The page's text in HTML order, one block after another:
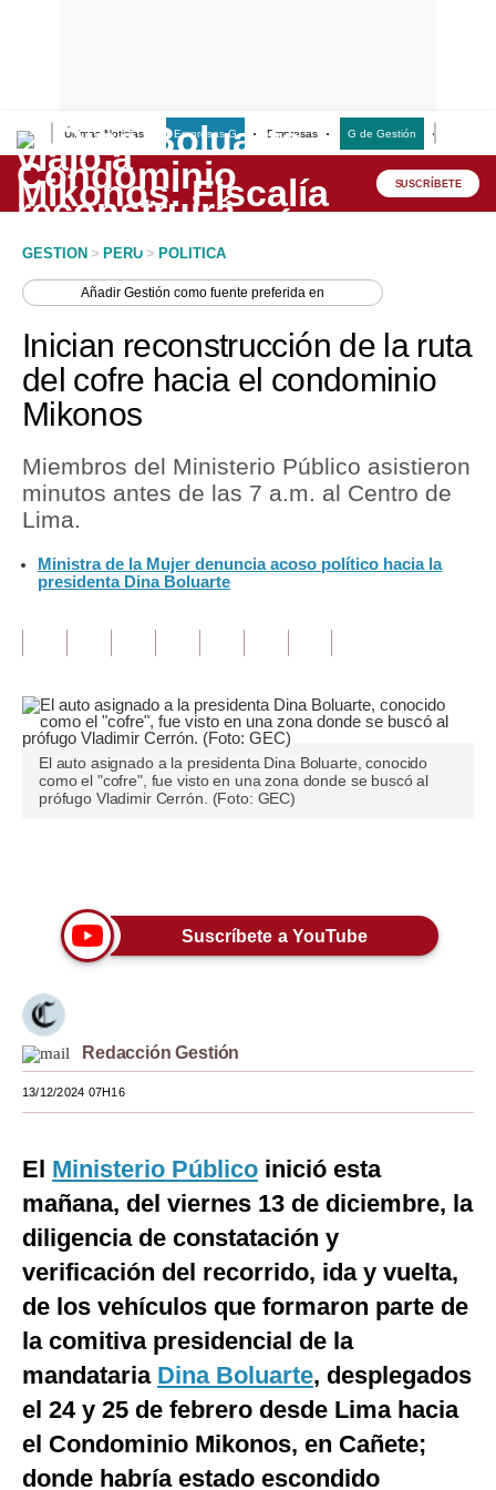
Últimas Noticias Empresas G Empresas G de Gestión
Lo último
Peru Quiosco
Economía
Mercados
Política
Finanzas Personales
Inmobiliarias
Opinión
Editorial
Pregunta de hoy
Lujo
Moda
Estilos
Mundo
EEUU
México
España
Tecnología
Club del Suscriptor
G de Gestión
SUSCRÍBETE
GESTION > PERU > POLITICA
AñadirGestión como fuente preferida en
Inician reconstrucción de la ruta
del cofre hacia el condominio
Mikonos
Miembros del Ministerio Público asistieron
minutos antes de las 7 a.m. al Centro de
Lima.
Ministra de la Mujer denuncia acoso político hacia la
presidenta Dina Boluarte
El auto asignado a la presidenta Dina Boluarte, conocido
como el "cofre", fue visto en una zona donde se buscó al
prófugo Vladimir Cerrón. (Foto: GEC)
Suscríbete a YouTube
Redacción Gestión
13/12/2024 07H16
El Ministerio Público inició esta
mañana, del viernes 13 de diciembre, la
diligencia de constatación y
verificación del recorrido, ida y vuelta,
de los vehículos que formaron parte de
la comitiva presidencial de la
mandataria Dina Boluarte, desplegados
el 24 y 25 de febrero desde Lima hacia
el Condominio Mikonos, en Cañete;
donde habría estado escondido